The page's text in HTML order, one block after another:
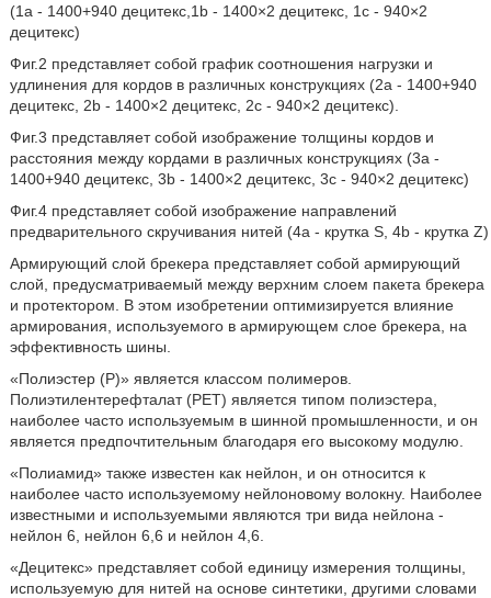
(1a - 1400+940 децитекс,1b - 1400×2 децитекс, 1c - 940×2
децитекс)
Фиг.2 представляет собой график соотношения нагрузки и
удлинения для кордов в различных конструкциях (2a - 1400+940
децитекс, 2b - 1400×2 децитекс, 2c - 940×2 децитекс).
Фиг.3 представляет собой изображение толщины кордов и
расстояния между кордами в различных конструкциях (3a -
1400+940 децитекс, 3b - 1400×2 децитекс, 3c - 940×2 децитекс)
Фиг.4 представляет собой изображение направлений
предварительного скручивания нитей (4a - крутка S, 4b - крутка Z)
Армирующий слой брекера представляет собой армирующий
слой, предусматриваемый между верхним слоем пакета брекера
и протектором. В этом изобретении оптимизируется влияние
армирования, используемого в армирующем слое брекера, на
эффективность шины.
«Полиэстер (P)» является классом полимеров.
Полиэтилентерефталат (PET) является типом полиэстера,
наиболее часто используемым в шинной промышленности, и он
является предпочтительным благодаря его высокому модулю.
«Полиамид» также известен как нейлон, и он относится к
наиболее часто используемому нейлоновому волокну. Наиболее
известными и используемыми являются три вида нейлона -
нейлон 6, нейлон 6,6 и нейлон 4,6.
«Децитекс» представляет собой единицу измерения толщины,
используемую для нитей на основе синтетики, другими словами